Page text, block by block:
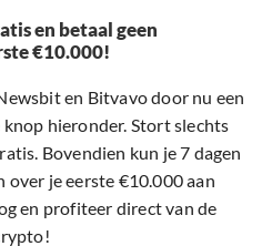
en betaal geen
€10.000!
en Bitvavo door nu een
hieronder. Stort slechts
Bovendien kun je 7 dagen
over je eerste €10.000 aan
en profiteer direct van de